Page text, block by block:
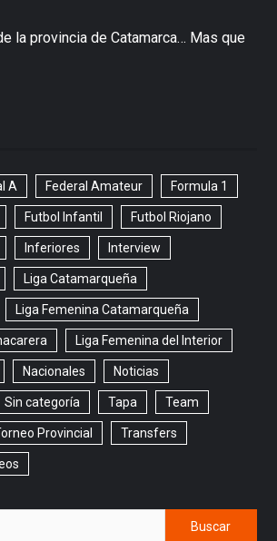
la provincia de Catamarca… Mas que
A Federal Amateur Formula 1
Futbol Infantil Futbol Riojano
Inferiores Interview
Liga Catamarqueña
Liga Femenina Catamarqueña
Liga Femenina del Interior
Nacionales Noticias
Sin categoría Tapa Team
Provincial Transfers